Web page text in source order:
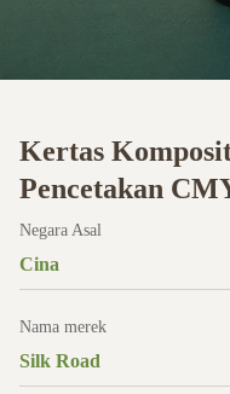
Kertas
Pencetakan
Negara Asal
Cina
Nama merek
Silk Road